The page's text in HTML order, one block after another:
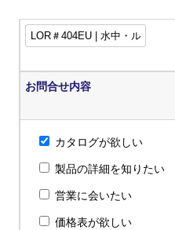
お問合せ内容
カタログが欲しい
製品の詳細を知りたい
営業に会いたい
価格表が欲しい